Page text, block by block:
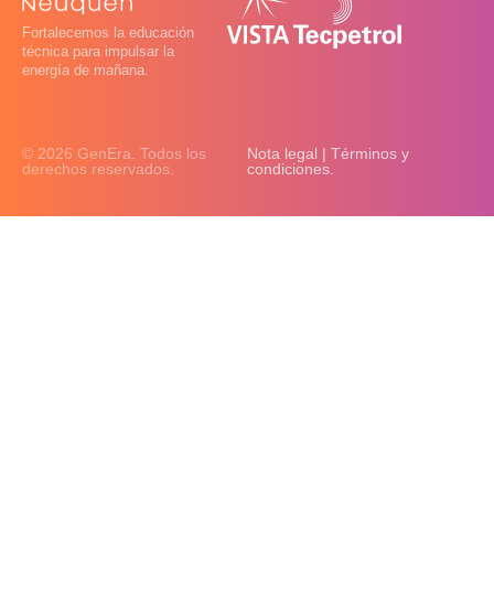
Fortalecemos la educación
técnica para impulsar la
energía de mañana.
© 2026 GenEra. Todos los
derechos reservados.
Nota legal | Términos y
condiciones.